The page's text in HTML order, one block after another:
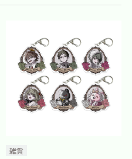
雑貨